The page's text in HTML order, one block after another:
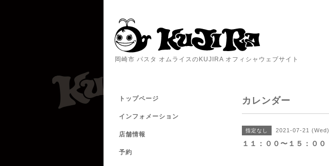
岡崎市 パスタ オムライスのKUJIRA オフィシャウェブサイト
カレンダー
指定なし 2021-07-21 (Wed)
１１：００〜１５：００
トップページ
インフォメーション
店舗情報
予約